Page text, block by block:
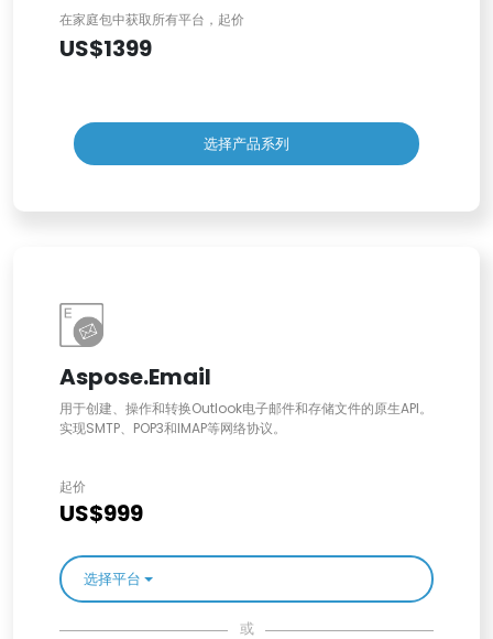
在家庭包中获取所有平台，起价
US$1399
选择产品系列
Aspose.Email
用于创建、操作和转换Outlook电子邮件和存储文件的原生API。
实现SMTP、POP3和IMAP等网络协议。
起价
US$999
选择平台
或